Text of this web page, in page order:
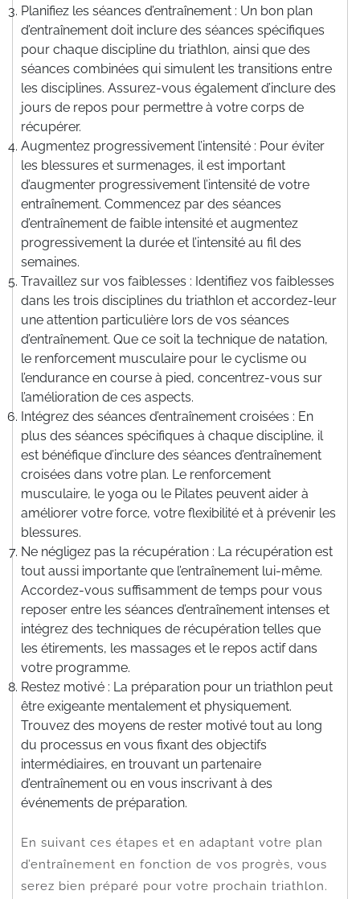
Planifiez les séances d’entraînement : Un bon plan
d’entraînement doit inclure des séances spécifiques
pour chaque discipline du triathlon, ainsi que des
séances combinées qui simulent les transitions entre
les disciplines. Assurez-vous également d’inclure des
jours de repos pour permettre à votre corps de
récupérer.
Augmentez progressivement l’intensité : Pour éviter
les blessures et surmenages, il est important
d’augmenter progressivement l’intensité de votre
entraînement. Commencez par des séances
d’entraînement de faible intensité et augmentez
progressivement la durée et l’intensité au fil des
semaines.
Travaillez sur vos faiblesses : Identifiez vos faiblesses
dans les trois disciplines du triathlon et accordez-leur
une attention particulière lors de vos séances
d’entraînement. Que ce soit la technique de natation,
le renforcement musculaire pour le cyclisme ou
l’endurance en course à pied, concentrez-vous sur
l’amélioration de ces aspects.
Intégrez des séances d’entraînement croisées : En
plus des séances spécifiques à chaque discipline, il
est bénéfique d’inclure des séances d’entraînement
croisées dans votre plan. Le renforcement
musculaire, le yoga ou le Pilates peuvent aider à
améliorer votre force, votre flexibilité et à prévenir les
blessures.
Ne négligez pas la récupération : La récupération est
tout aussi importante que l’entraînement lui-même.
Accordez-vous suffisamment de temps pour vous
reposer entre les séances d’entraînement intenses et
intégrez des techniques de récupération telles que
les étirements, les massages et le repos actif dans
votre programme.
Restez motivé : La préparation pour un triathlon peut
être exigeante mentalement et physiquement.
Trouvez des moyens de rester motivé tout au long
du processus en vous fixant des objectifs
intermédiaires, en trouvant un partenaire
d’entraînement ou en vous inscrivant à des
événements de préparation.
En suivant ces étapes et en adaptant votre plan
d’entraînement en fonction de vos progrès, vous
serez bien préparé pour votre prochain triathlon.